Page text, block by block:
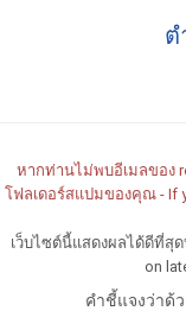
ต
หากท่านไม่พบอีเมลของ
โฟลเดอร์สแปมของคุณ - If
เว็บไซต์นี้แสดงผลได้ดีที่สุด
on
คำชี้แจงว่าด้